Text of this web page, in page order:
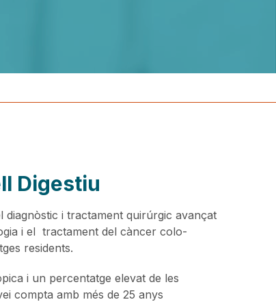
Digestiu
diagnòstic i tractament quirúrgic avançat
i el tractament del càncer colo-
residents.
i un percentatge elevat de les
compta amb més de 25 anys